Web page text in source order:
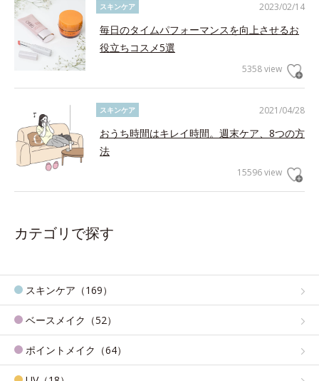
2023/02/14
スキンケア
毎日のタイムパフォーマンスを向上させるお
役立ちコスメ5選
5358 view
2021/04/28
スキンケア
おうち時間はキレイ時間。週末ケア、8つの方
法
15596 view
カテゴリで探す
スキンケア（169）
ベースメイク（52）
ポイントメイク（64）